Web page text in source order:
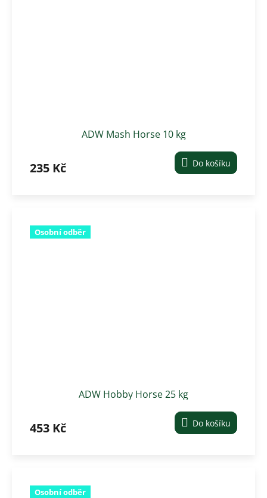
ADW Mash Horse 10 kg
235 Kč Do košíku
Osobní odběr
ADW Hobby Horse 25 kg
453 Kč Do košíku
Osobní odběr